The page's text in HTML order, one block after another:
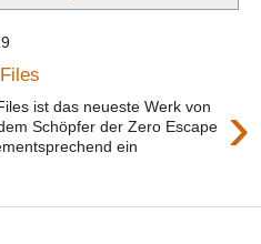
›
ist das neueste Werk von
Schöpfer der Zero Escape
ein